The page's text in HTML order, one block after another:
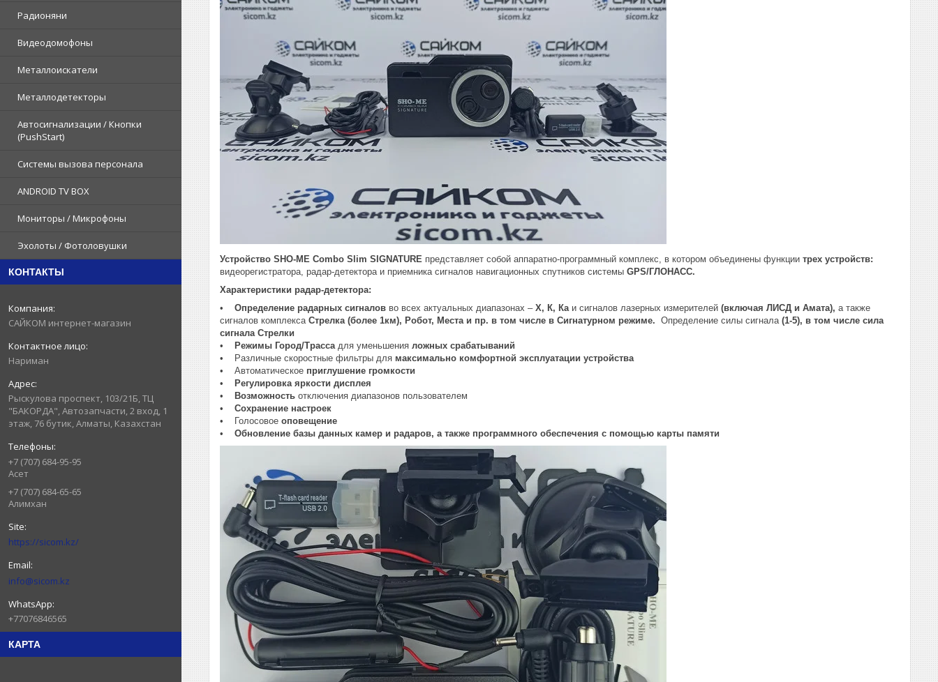
Радионяни
Видеодомофоны
Металлоискатели
Металлодетекторы
Автосигнализации / Кнопки
(PushStart)
Системы вызова персонала
ANDROID TV BOX
Мониторы / Микрофоны
Эхолоты / Фотоловушки
КОНТАКТЫ
САЙКОМ интернет-магазин
Нариман
Рыскулова проспект, 103/21Б, ТЦ
"БАКОРДА", Автозапчасти, 2 вход, 1
этаж, 76 бутик, Алматы, Казахстан
+7 (707) 684-95-95
Асет
+7 (707) 684-65-65
Алимхан
https://sicom.kz/
info@sicom.kz
+77076846565
КАРТА
Устройство SHO-ME Combo Slim SIGNATURE представляет собой аппаратно-программный комплекс, в котором объединены функции трех устройств:
видеорегистратора, радар-детектора и приемника сигналов навигационных спутников системы GPS/ГЛОНАСС.
Характеристики радар-детектора:
•
Определение радарных сигналов во всех актуальных диапазонах –Х, К, Ка и сигналов лазерных измерителей (включая ЛИСД и Амата), а также
сигналов комплекса Стрелка (более 1км), Робот, Места и пр. в том числе в Сигнатурном режиме. Определение силы сигнала (1-5), в том числе сила
сигнала Стрелки
•
Режимы Город/Трасса для уменьшения ложных срабатываний
• Различные скоростные фильтры для максимально комфортной эксплуатации устройства
• Автоматическое приглушение громкости
•
Регулировка яркости дисплея
•
Возможность отключения диапазонов пользователем
•
Сохранение настроек
• Голосовое оповещение
•
Обновление базы данных камер и радаров, а также программного обеспечения с помощью карты памяти